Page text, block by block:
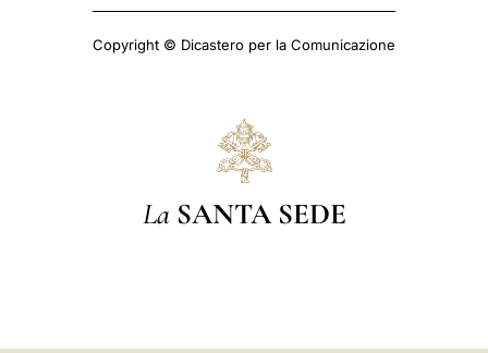
Copyright © Dicastero per la Comunicazione
La SANTA SEDE